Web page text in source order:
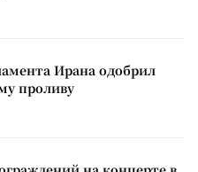
Ирана одобрил
проливу